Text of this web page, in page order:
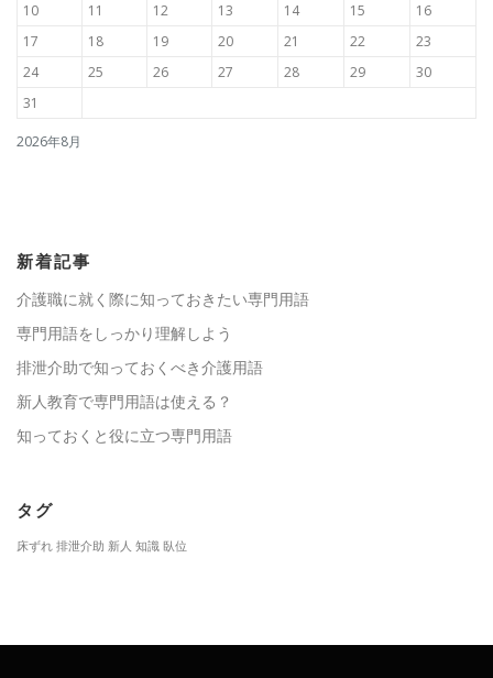
2026年8月
10
11 12 13 14 15
16
17
18 19 20 21 22
23
24
25 26 27 28 29
30
31
新着記事
介護職に就く際に知っておきたい専門用語
専門用語をしっかり理解しよう
排泄介助で知っておくべき介護用語
新人教育で専門用語は使える？
知っておくと役に立つ専門用語
タグ
床ずれ 排泄介助 新人 知識 臥位